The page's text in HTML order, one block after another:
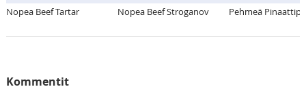
Nopea Beef Tartar Nopea Beef Stroganov Pehmeä
Kommentit